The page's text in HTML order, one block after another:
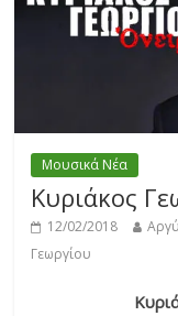
Μουσικά Νέα
Κυριάκος
12/02/2018
Γεωργίου